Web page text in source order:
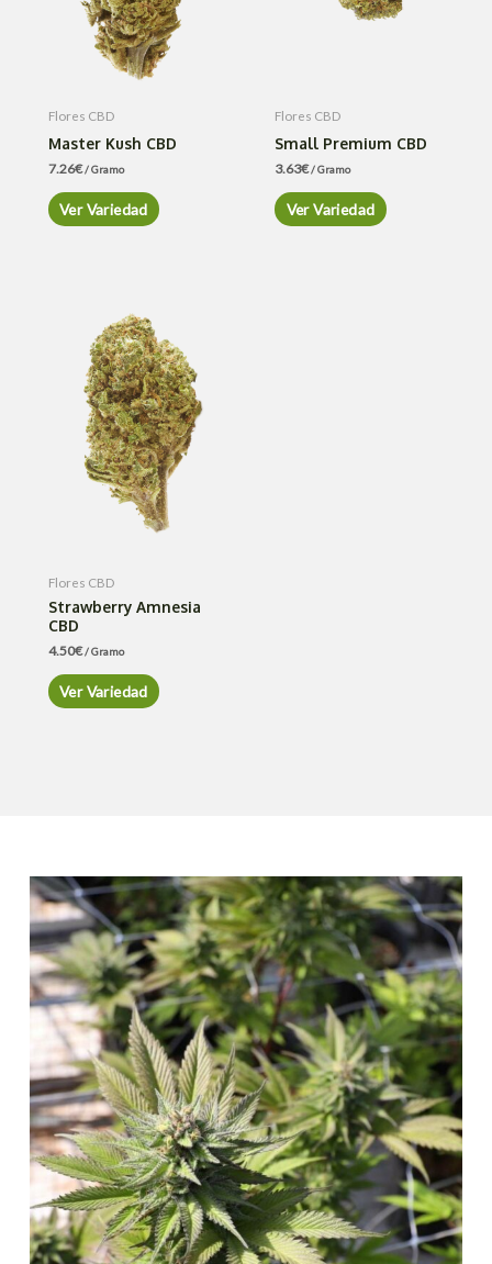
Flores CBD
Master Kush CBD
7.26€/ Gramo
Ver Variedad
Flores CBD
Small Premium CBD
3.63€/ Gramo
Ver Variedad
Flores CBD
Strawberry Amnesia
CBD
4.50€/ Gramo
Ver Variedad